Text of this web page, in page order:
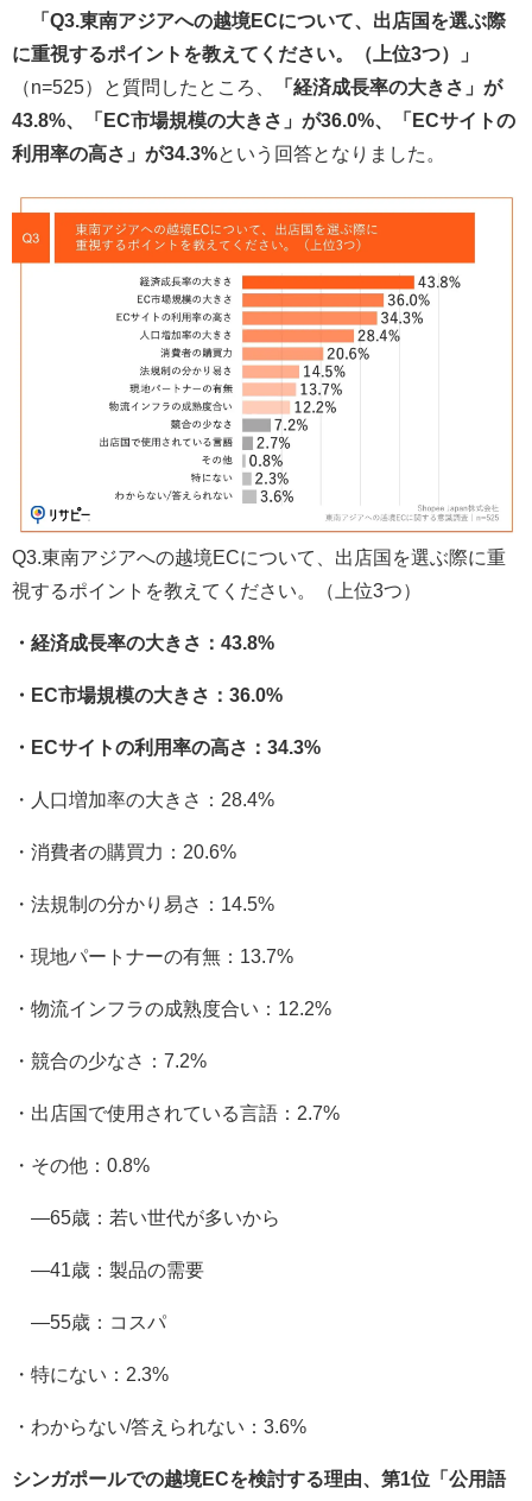
「Q3.東南アジアへの越境ECについて、出店国を選ぶ際
に重視するポイントを教えてください。（上位3つ）」
（n=525）と質問したところ、
「経済成長率の大きさ」が
43.8%、「EC市場規模の大きさ」が36.0%、「ECサイトの
利用率の高さ」が34.3%という回答となりました。
Q3.東南アジアへの越境ECについて、出店国を選ぶ際に重
視するポイントを教えてください。（上位3つ）
・経済成長率の大きさ：43.8%
・EC市場規模の大きさ：36.0%
・ECサイトの利用率の高さ：34.3%
・人口増加率の大きさ：28.4%
・消費者の購買力：20.6%
・法規制の分かり易さ：14.5%
・現地パートナーの有無：13.7%
・物流インフラの成熟度合い：12.2%
・競合の少なさ：7.2%
・出店国で使用されている言語：2.7%
・その他：0.8%
―65歳：若い世代が多いから
―41歳：製品の需要
―55歳：コスパ
・特にない：2.3%
・わからない/答えられない：3.6%
シンガポールでの越境ECを検討する理由、第1位「公用語